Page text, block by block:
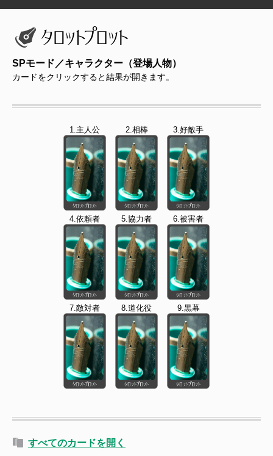
SPモード／キャラクター（登場人物）
カードをクリックすると結果が開きます。
1.主人公 2.相棒 3.好敵手
4.依頼者 5.協力者 6.被害者
7.敵対者 8.道化役 9.黒幕
すべてのカードを開く